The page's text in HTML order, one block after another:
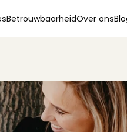
BetrouwbaarheidOver ons